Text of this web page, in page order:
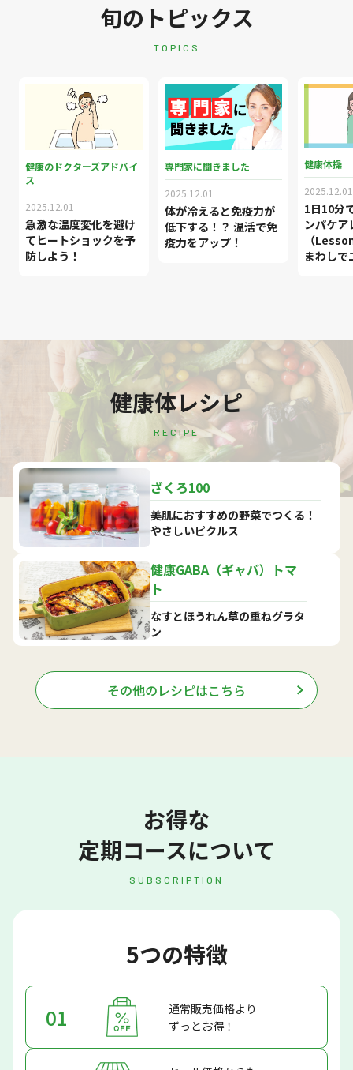
旬のトピックス
TOPICS
健康のドクターズアドバイ
ス
2025.12.01
急激な温度変化を避け
てヒートショックを予
防しよう！
専門家に聞きました
2025.12.01
体が冷えると免疫力が
低下する！？ 温活で免
疫力をアップ！
健康体操
2025.12.01
1日10分
ンパケア
（
まわしで
健康体レシピ
RECIPE
ざくろ100
美肌におすすめの野菜でつくる！
やさしいピクルス
健康GABA（ギャバ）トマ
ト
なすとほうれん草の重ねグラタ
ン
その他のレシピはこちら
お得な
定期コースについて
SUBSCRIPTION
5つの特徴
01
通常販売価格より
ずっとお得！